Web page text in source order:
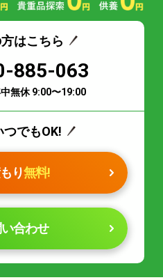
はこちら
885-063
中無休 9:00〜19:00
つでもOK!
り無料!
い合わせ